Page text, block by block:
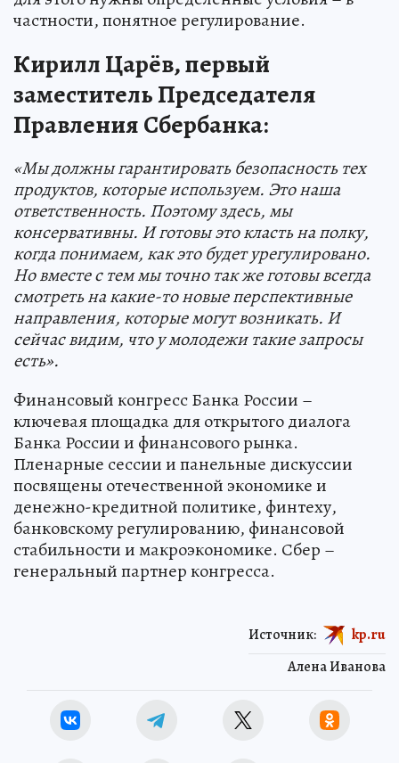
частности, понятное регулирование.
Кирилл Царёв, первый
заместитель Председателя
Правления Сбербанка:
«Мы должны гарантировать безопасность тех
продуктов, которые используем. Это наша
ответственность. Поэтому здесь, мы
консервативны. И готовы это класть на полку,
когда понимаем, как это будет урегулировано.
Но вместе с тем мы точно так же готовы всегда
смотреть на какие-то новые перспективные
направления, которые могут возникать. И
сейчас видим, что у молодежи такие запросы
есть».
Финансовый конгресс Банка России –
ключевая площадка для открытого диалога
Банка России и финансового рынка.
Пленарные сессии и панельные дискуссии
посвящены отечественной экономике и
денежно-кредитной политике, финтеху,
банковскому регулированию, финансовой
стабильности и макроэкономике. Сбер –
генеральный партнер конгресса.
Алена Иванова
Источник: kp.ru